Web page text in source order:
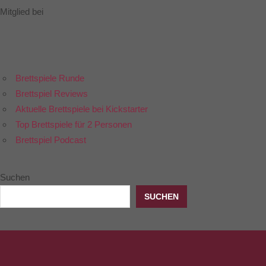
Mitglied bei
Brettspiele Runde
Brettspiel Reviews
Aktuelle Brettspiele bei Kickstarter
Top Brettspiele für 2 Personen
Brettspiel Podcast
Suchen
SUCHEN